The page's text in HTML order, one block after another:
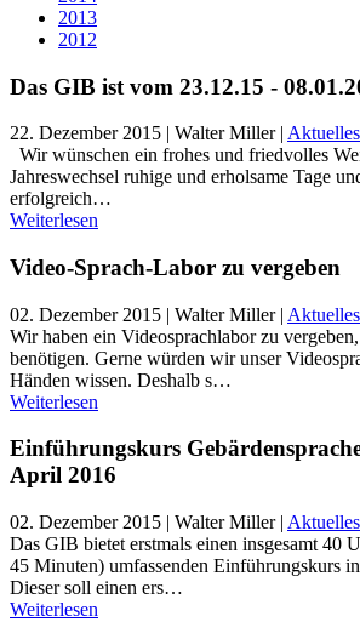
2013
2012
Das GIB ist vom 23.12.15 -
22. Dezember 2015 | Walter Miller | Aktuelles
Wir wünschen ein frohes und friedvolles
Jahreswechsel ruhige und erholsame Tage
erfolgreich…
Weiterlesen
Video-Sprach-Labor zu vergeben
02. Dezember 2015 | Walter Miller | Aktuelles
Wir haben ein Videosprachlabor zu
benötigen. Gerne würden wir unser
Händen wissen. Deshalb s…
Weiterlesen
Einführungskurs
April 2016
02. Dezember 2015 | Walter Miller | Aktuelles
Das GIB bietet erstmals einen insgesamt 40
45 Minuten) umfassenden Einführungskurs
Dieser soll einen ers…
Weiterlesen